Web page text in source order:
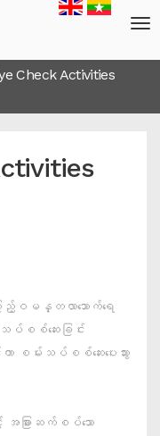
Check Activities
ဝမန္တလာသောက်ရေ
စ်ဆေးခြင်း
းသပ်စစ်ဆေးပေးသွား
ားဆက်စပ်သော